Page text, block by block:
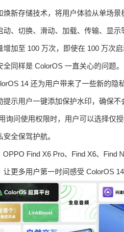
焕新存储技术，将用户体验从单场
动、切换、滑动、加载、传输、显
加至 100 万次，即使在 100 万次
全同样是 ColorOS 一直关心的问题
14 还为用户带来了一些新的
提示用户一键添加保护水印，确保
询问使用权限时，用户可以选择仅
全保驾护航。
Find X6 Pro、Find X6、Find
更多用户第一时间感受 ColorOS 14